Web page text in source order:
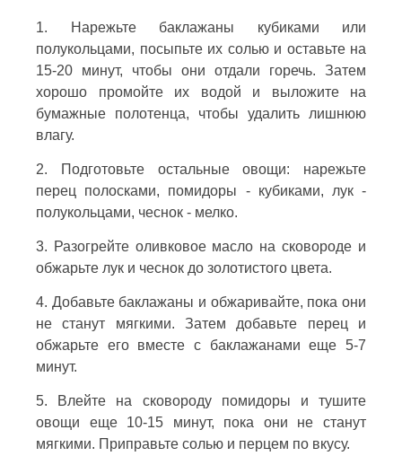
1. Нарежьте баклажаны кубиками или
полукольцами, посыпьте их солью и оставьте на
15-20 минут, чтобы они отдали горечь. Затем
хорошо промойте их водой и выложите на
бумажные полотенца, чтобы удалить лишнюю
влагу.
2. Подготовьте остальные овощи: нарежьте
перец полосками, помидоры - кубиками, лук -
полукольцами, чеснок - мелко.
3. Разогрейте оливковое масло на сковороде и
обжарьте лук и чеснок до золотистого цвета.
4. Добавьте баклажаны и обжаривайте, пока они
не станут мягкими. Затем добавьте перец и
обжарьте его вместе с баклажанами еще 5-7
минут.
5. Влейте на сковороду помидоры и тушите
овощи еще 10-15 минут, пока они не станут
мягкими. Приправьте солью и перцем по вкусу.